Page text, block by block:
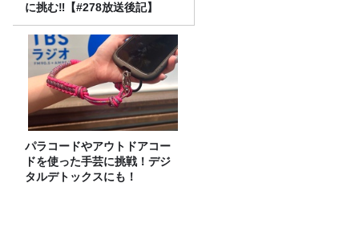
に挑む‼【#278放送後記】
パラコードやアウトドアコー
ドを使った手芸に挑戦！デジ
タルデトックスにも！